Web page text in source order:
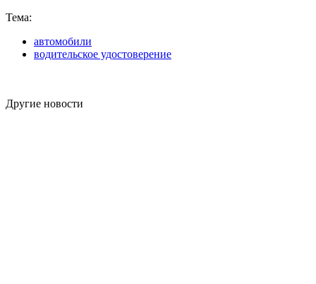
Тема:
автомобили
водительское удостоверение
Другие новости